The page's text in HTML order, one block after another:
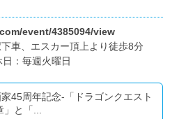
event/4385094/view
車、エスカー頂上より徒歩8分
：毎週火曜日
45周年記念-「ドラゴンクエスト
と「...